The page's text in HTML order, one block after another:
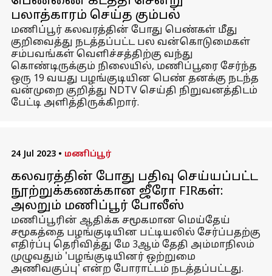
பலாத்காரம் செய்த கும்பல்
மணிப்பூர் கலவரத்தின் போது பெண்கள் மீது
குறிவைத்து நடத்தப்பட்ட பல வன்கொடுமைகள்
சம்பவங்கள் வெளிச்சத்திற்கு வந்து
கொண்டிருக்கும் நிலையில், மணிப்பூரை சேர்ந்த
ஒரு 19 வயது பழங்குடியின பெண் தனக்கு நடந்த
வன்முறை குறித்து NDTV செய்தி நிறுவனத்திடம்
பேட்டி அளித்திருக்கிறார்.
24 Jul 2023 • மணிப்பூர்
கலவரத்தின் போது பதிவு செய்யப்பட்ட
நூற்றுக்கணக்கான ஜீரோ FIRகள்:
அலறும் மணிப்பூர் போலீஸ்
மணிப்பூரின் ஆதிக்க சமூகமான மெய்தேய்
சமூகத்தை பழங்குடியின பட்டியலில் சேர்ப்பதற்கு
எதிர்ப்பு தெரிவித்து மே 3ஆம் தேதி அம்மாநிலம்
முழுவதும் 'பழங்குடியினர் ஒற்றுமை
அணிவகுப்பு' என்ற போராட்டம் நடத்தப்பட்டது.